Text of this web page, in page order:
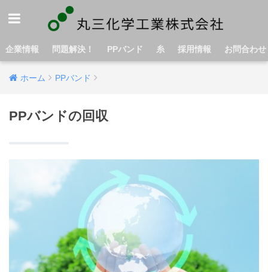
企業情報 問題解決！ PPバンド 糸 採用情報 お問合わせ
ホーム PPバンド
PPバンドの回収